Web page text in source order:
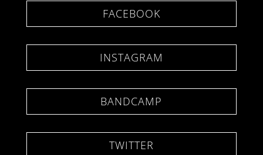
FACEBOOK
INSTAGRAM
BANDCAMP
TWITTER